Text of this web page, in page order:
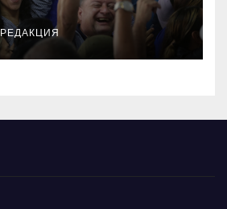
РЕДАКЦИЯ